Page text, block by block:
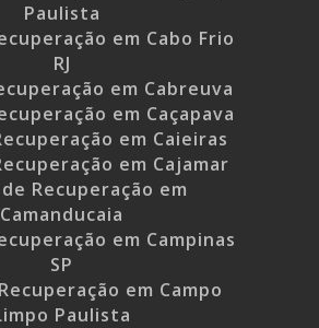
Paulista
em Cabo Frio
RJ
em Cabreuva
em Caçapava
em Caieiras
em Cajamar
Recuperação em
Camanducaia
em Campinas
SP
em Campo
Paulista